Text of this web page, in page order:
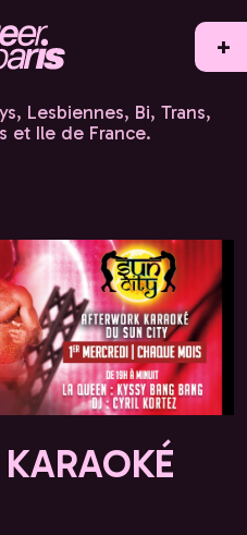
+
Lesbiennes, Bi, Trans,
et Ile de France.